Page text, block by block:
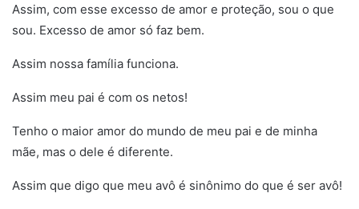
Assim, com esse excesso de amor e proteção, sou o que
sou. Excesso de amor só faz bem.
Assim nossa família funciona.
Assim meu pai é com os netos!
Tenho o maior amor do mundo de meu pai e de minha
mãe, mas o dele é diferente.
Assim que digo que meu avô é sinônimo do que é ser avô!